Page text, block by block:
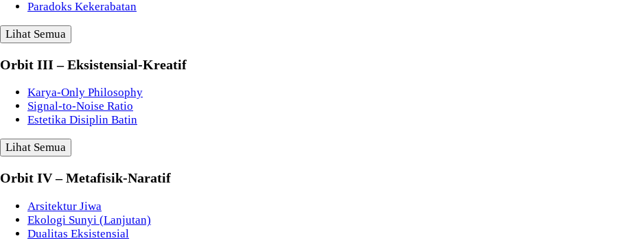
Paradoks Kekerabatan
Lihat Semua
Orbit III – Eksistensial-Kreatif
Karya-Only Philosophy
Signal-to-Noise Ratio
Estetika Disiplin Batin
Lihat Semua
Orbit IV – Metafisik-Naratif
Arsitektur Jiwa
Ekologi Sunyi (Lanjutan)
Dualitas Eksistensial